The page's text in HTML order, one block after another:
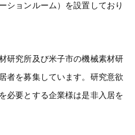
ションルーム）を設置しており
研究所及び米子市の機械素材研
者を募集しています。研究意欲
必要とする企業様は是非入居を